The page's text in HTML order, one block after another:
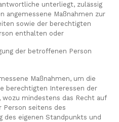
unterliegt, zulässig
angemessene Maßnahmen zur
sowie der berechtigten
enthalten oder
der betroffenen Person
Maßnahmen, um die
berechtigten Interessen der
mindestens das Recht auf
Person seitens des
des eigenen Standpunkts und